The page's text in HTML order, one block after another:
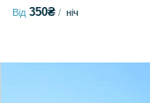
Від 350₴ ніч